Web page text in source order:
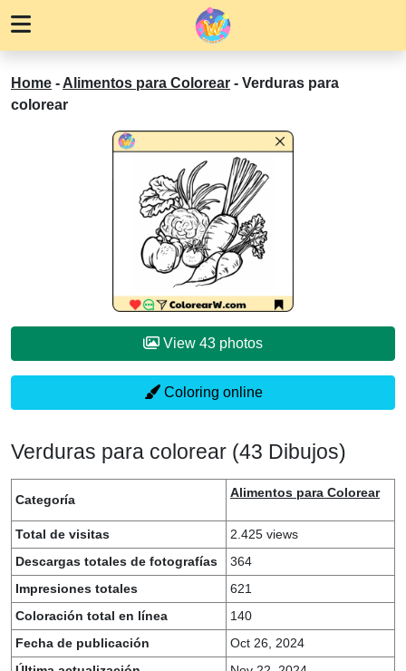
Home - Alimentos para Colorear - Verduras para
colorear
View 43 photos
Coloring online
Verduras para colorear (43 Dibujos)
Categoría Alimentos para Colorear
Total de visitas
2.425 views
Descargas totales de fotografías
364
Impresiones totales
621
Coloración total en línea
140
Fecha de publicación
Oct 26, 2024